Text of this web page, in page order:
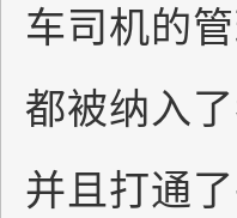
车司机的
都被纳入
并且打通